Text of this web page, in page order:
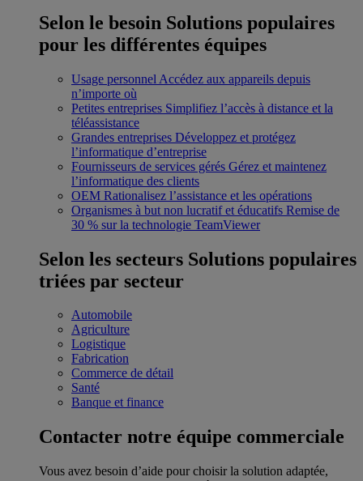
Selon le besoin Solutions populaires
pour les différentes équipes
Usage personnel Accédez aux appareils depuis
n’importe où
Petites entreprises Simplifiez l’accès à distance et la
téléassistance
Grandes entreprises Développez et protégez
l’informatique d’entreprise
Fournisseurs de services gérés Gérez et maintenez
l’informatique des clients
OEM Rationalisez l’assistance et les opérations
Organismes à but non lucratif et éducatifs Remise de
30 % sur la technologie TeamViewer
Selon les secteurs Solutions populaires
triées par secteur
Automobile
Agriculture
Logistique
Fabrication
Commerce de détail
Santé
Banque et finance
Contacter notre équipe commerciale
Vous avez besoin d’aide pour choisir la solution adaptée,